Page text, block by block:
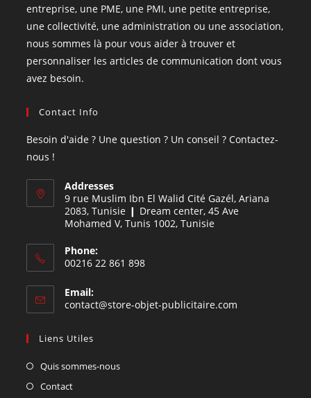
entreprise, une PME, une PMI, une petite entreprise,
une collectivité, une administration ou une association,
nous sommes là pour vous aider à trouver et
personnaliser les articles de communication dont vous
avez besoin.
Contact Info
Besoin d'aide ? Une question ? Un conseil ? Contactez-
nous !
Addresses
9 rue Muslim Ibn El Walid Cité Gazél, Ariana
2083, Tunisie ❙ Dream center, 45 Ave
Mohamed V, Tunis 1002, Tunisie
Phone:
00216 22 861 898
Email:
contact@store-objet-publicitaire.com
Liens Utiles
Quis sommes-nous
Contact